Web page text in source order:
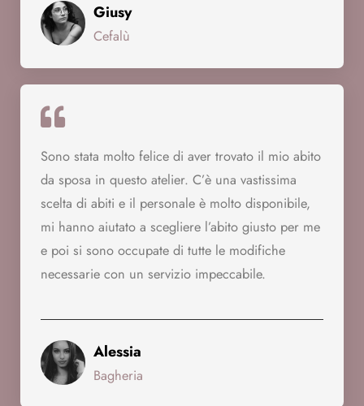
Giusy
Cefalù
Sono stata molto felice di aver trovato il mio abito
da sposa in questo atelier. C’è una vastissima
scelta di abiti e il personale è molto disponibile,
mi hanno aiutato a scegliere l’abito giusto per me
e poi si sono occupate di tutte le modifiche
necessarie con un servizio impeccabile.
Alessia
Bagheria